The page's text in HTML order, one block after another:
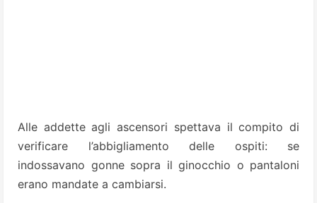
Alle addette agli ascensori spettava il compito di
verificare l’abbigliamento delle ospiti: se
indossavano gonne sopra il ginocchio o pantaloni
erano mandate a cambiarsi.